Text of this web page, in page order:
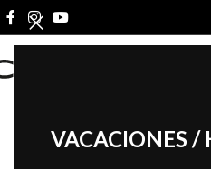
VACACIONES /